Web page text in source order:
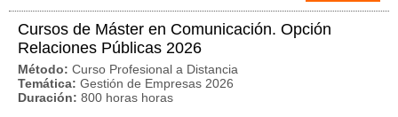
Cursos de Máster en Comunicación. Opción
Relaciones Públicas 2026
Método: Curso Profesional a Distancia
Temática: Gestión de Empresas 2026
Duración: 800 horas horas